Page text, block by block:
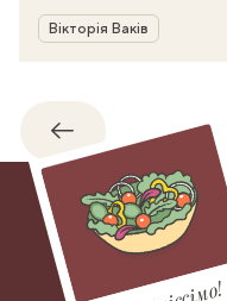
Автор
Вікторія Ваків
Назад